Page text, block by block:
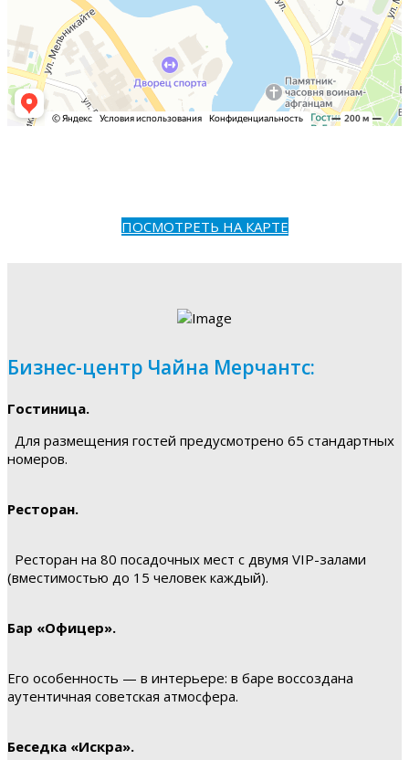
ПОСМОТРЕТЬ НА КАРТЕ
Бизнес-центр Чайна Мерчантс:
Гостиница.
Для размещения гостей предусмотрено 65 стандартных
номеров.
Ресторан.
Ресторан на 80 посадочных мест с двумя VIP-залами
(вместимостью до 15 человек каждый).
Бар «Офицер».
Его особенность — в интерьере: в баре воссоздана
аутентичная советская атмосфера.
Беседка «Искра».